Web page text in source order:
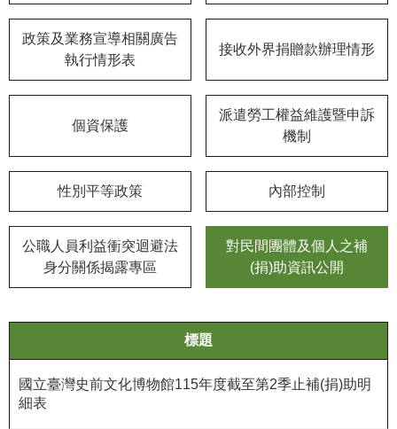
務
平
區
善
措
施
務
信
箱
政策及業務宣導相關廣告
執行情形表
接收外界捐贈款辦理情形
個資保護
派遣勞工權益維護暨申訴
機制
性別平等政策 內部控制
公職人員利益衝突迴避法
身分關係揭露專區
對民間團體及個人之補
(捐)助資訊公開
標題
國立臺灣史前文化博物館115年度截至第2季止補(捐)助明
細表